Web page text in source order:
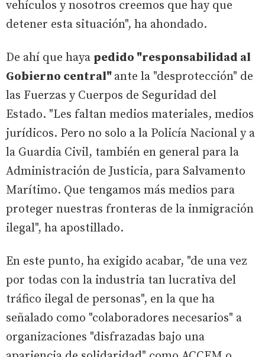
vehículos y nosotros creemos que hay que
detener esta situación", ha ahondado.
De ahí que haya pedido "responsabilidad al
Gobierno central"ante la "desprotección" de
las Fuerzas y Cuerpos de Seguridad del
Estado. "Les faltan medios materiales, medios
jurídicos. Pero no solo a la Policía Nacional y a
la Guardia Civil, también en general para la
Administración de Justicia, para Salvamento
Marítimo. Que tengamos más medios para
proteger nuestras fronteras de la inmigración
ilegal", ha apostillado.
En este punto, ha exigido acabar, "de una vez
por todas con la industria tan lucrativa del
tráfico ilegal de personas", en la que ha
señalado como "colaboradores necesarios" a
organizaciones "disfrazadas bajo una